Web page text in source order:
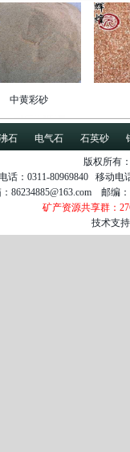
中黄彩砂
石 电气石 石英砂
版权所有
话：0311-80969840 移动电
86234885@163.com 邮编
矿产资源共享群：
技术支